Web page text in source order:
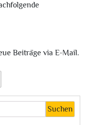
Beiträge via E-Mail.
Suchen